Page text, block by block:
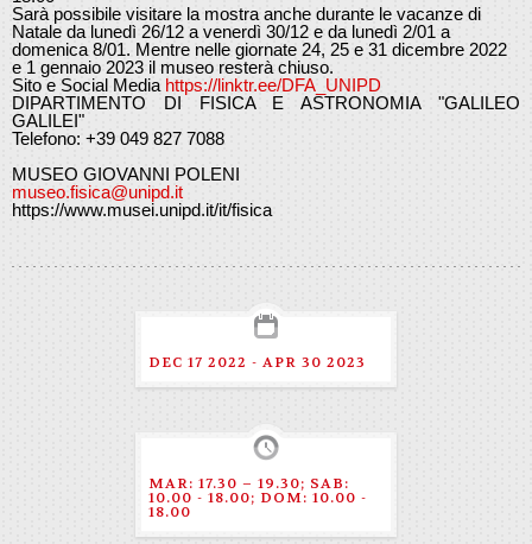
Sarà possibile visitare la mostra anche durante le vacanze di
Natale da lunedì 26/12 a venerdì 30/12 e da lunedì 2/01 a
domenica 8/01. Mentre nelle giornate 24, 25 e 31 dicembre 2022
e 1 gennaio 2023 il museo resterà chiuso.
Sito e Social Media https://linktr.ee/DFA_UNIPD
DIPARTIMENTO DI FISICA E ASTRONOMIA "GALILEO
GALILEI"
Telefono: +39 049 827 7088
MUSEO GIOVANNI POLENI
museo.fisica@unipd.it
https://www.musei.unipd.it/it/fisica
DEC 17 2022 - APR 30 2023
MAR: 17.30 – 19.30; SAB:
10.00 - 18.00; DOM: 10.00 -
18.00